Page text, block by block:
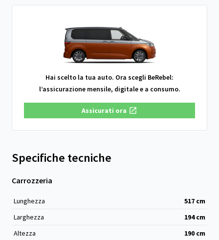
Hai scelto la tua auto. Ora scegli BeRebel:
l’assicurazione mensile, digitale e a consumo.
Assicurati ora
Specifiche tecniche
Carrozzeria
Lunghezza 517 cm
Larghezza
194cm
Altezza
190 cm